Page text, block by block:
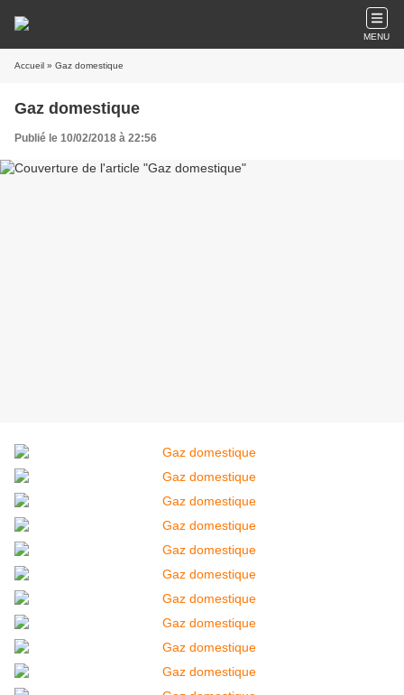
MENU
Accueil » Gaz domestique
Gaz domestique
Publié le 10/02/2018 à 22:56